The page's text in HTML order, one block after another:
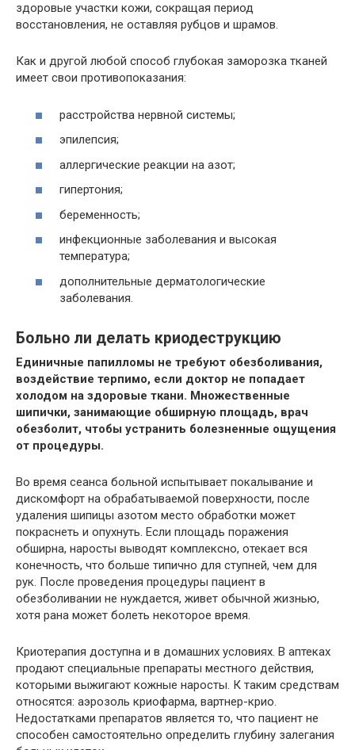
здоровые участки кожи, сокращая период
восстановления, не оставляя рубцов и шрамов.
Как и другой любой способ глубокая заморозка тканей
имеет свои противопоказания:
расстройства нервной системы;
эпилепсия;
аллергические реакции на азот;
гипертония;
беременность;
инфекционные заболевания и высокая
температура;
дополнительные дерматологические
заболевания.
Больно ли делать криодеструкцию
Единичные папилломы не требуют обезболивания,
воздействие терпимо, если доктор не попадает
холодом на здоровые ткани. Множественные
шипички, занимающие обширную площадь, врач
обезболит, чтобы устранить болезненные ощущения
от процедуры.
Во время сеанса больной испытывает покалывание и
дискомфорт на обрабатываемой поверхности, после
удаления шипицы азотом место обработки может
покраснеть и опухнуть. Если площадь поражения
обширна, наросты выводят комплексно, отекает вся
конечность, что больше типично для ступней, чем для
рук. После проведения процедуры пациент в
обезболивании не нуждается, живет обычной жизнью,
хотя рана может болеть некоторое время.
Криотерапия доступна и в домашних условиях. В аптеках
продают специальные препараты местного действия,
которыми выжигают кожные наросты. К таким средствам
относятся: аэрозоль криофарма, вартнер-крио.
Недостатками препаратов является то, что пациент не
способен самостоятельно определить глубину залегания